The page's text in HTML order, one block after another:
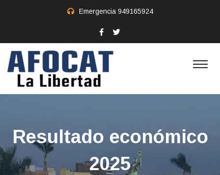
Emergencia 949165924
Resultado económico
2025